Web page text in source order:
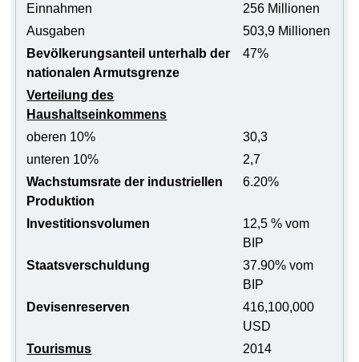
Einnahmen
256 Millionen
Ausgaben
503,9 Millionen
Bevölkerungsanteil unterhalb der
nationalen Armutsgrenze
47%
Verteilung des
Haushaltseinkommens
oberen 10%
30,3
unteren 10%
2,7
Wachstumsrate der industriellen
Produktion
6.20%
Investitionsvolumen
12,5 % vom
BIP
Staatsverschuldung
37.90% vom
BIP
Devisenreserven
416,100,000
USD
Tourismus
2014